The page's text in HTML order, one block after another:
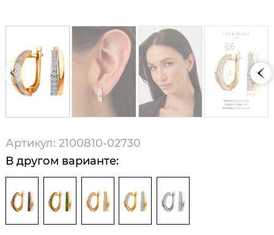
Артикул: 2100810-02730
В другом варианте: